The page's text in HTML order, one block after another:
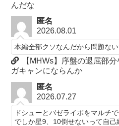
んだな
匿名
2026.08.01
本編全部クソなんだから問題な
【MHWs】序盤の退屈部
ガキャンにならんか
匿名
2026.07.27
ドシューとバゼライボをマルチ
でしか星9、10倒せないって自己